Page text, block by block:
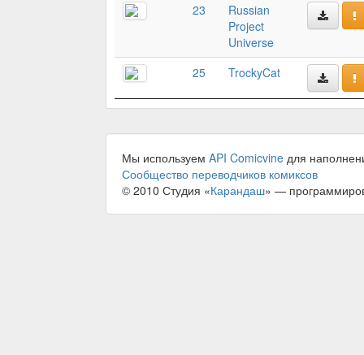
23
Russian
Project
Universe
25
TrockyCat
Мы используем API Comicvine для
Сообщество переводчиков комиксов
© 2010 Студия «Карандаш» —